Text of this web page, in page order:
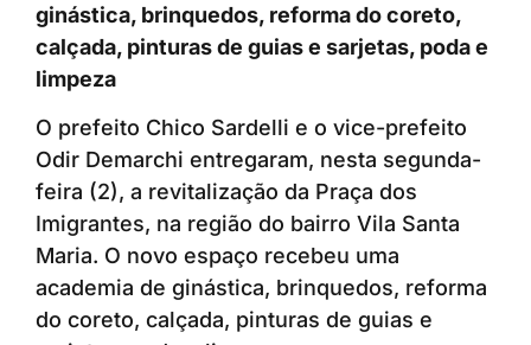
ginástica, brinquedos, reforma do coreto,
calçada, pinturas de guias e sarjetas, poda e
limpeza
O prefeito Chico Sardelli e o vice-prefeito
Odir Demarchi entregaram, nesta segunda-
feira (2), a revitalização da Praça dos
Imigrantes, na região do bairro Vila Santa
Maria. O novo espaço recebeu uma
academia de ginástica, brinquedos, reforma
do coreto, calçada, pinturas de guias e